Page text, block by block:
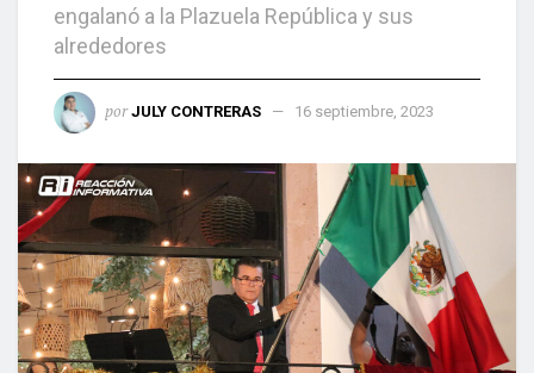
engalanó a la Plazuela República y sus
alrededores
por JULY CONTRERAS 16 septiembre, 2023